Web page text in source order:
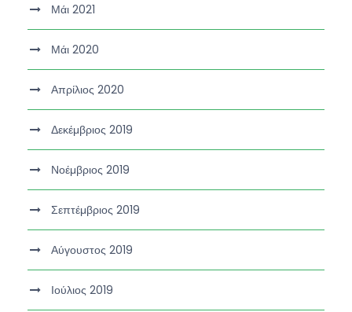
Μάι 2021
Μάι 2020
Απρίλιος 2020
Δεκέμβριος 2019
Νοέμβριος 2019
Σεπτέμβριος 2019
Αύγουστος 2019
Ιούλιος 2019